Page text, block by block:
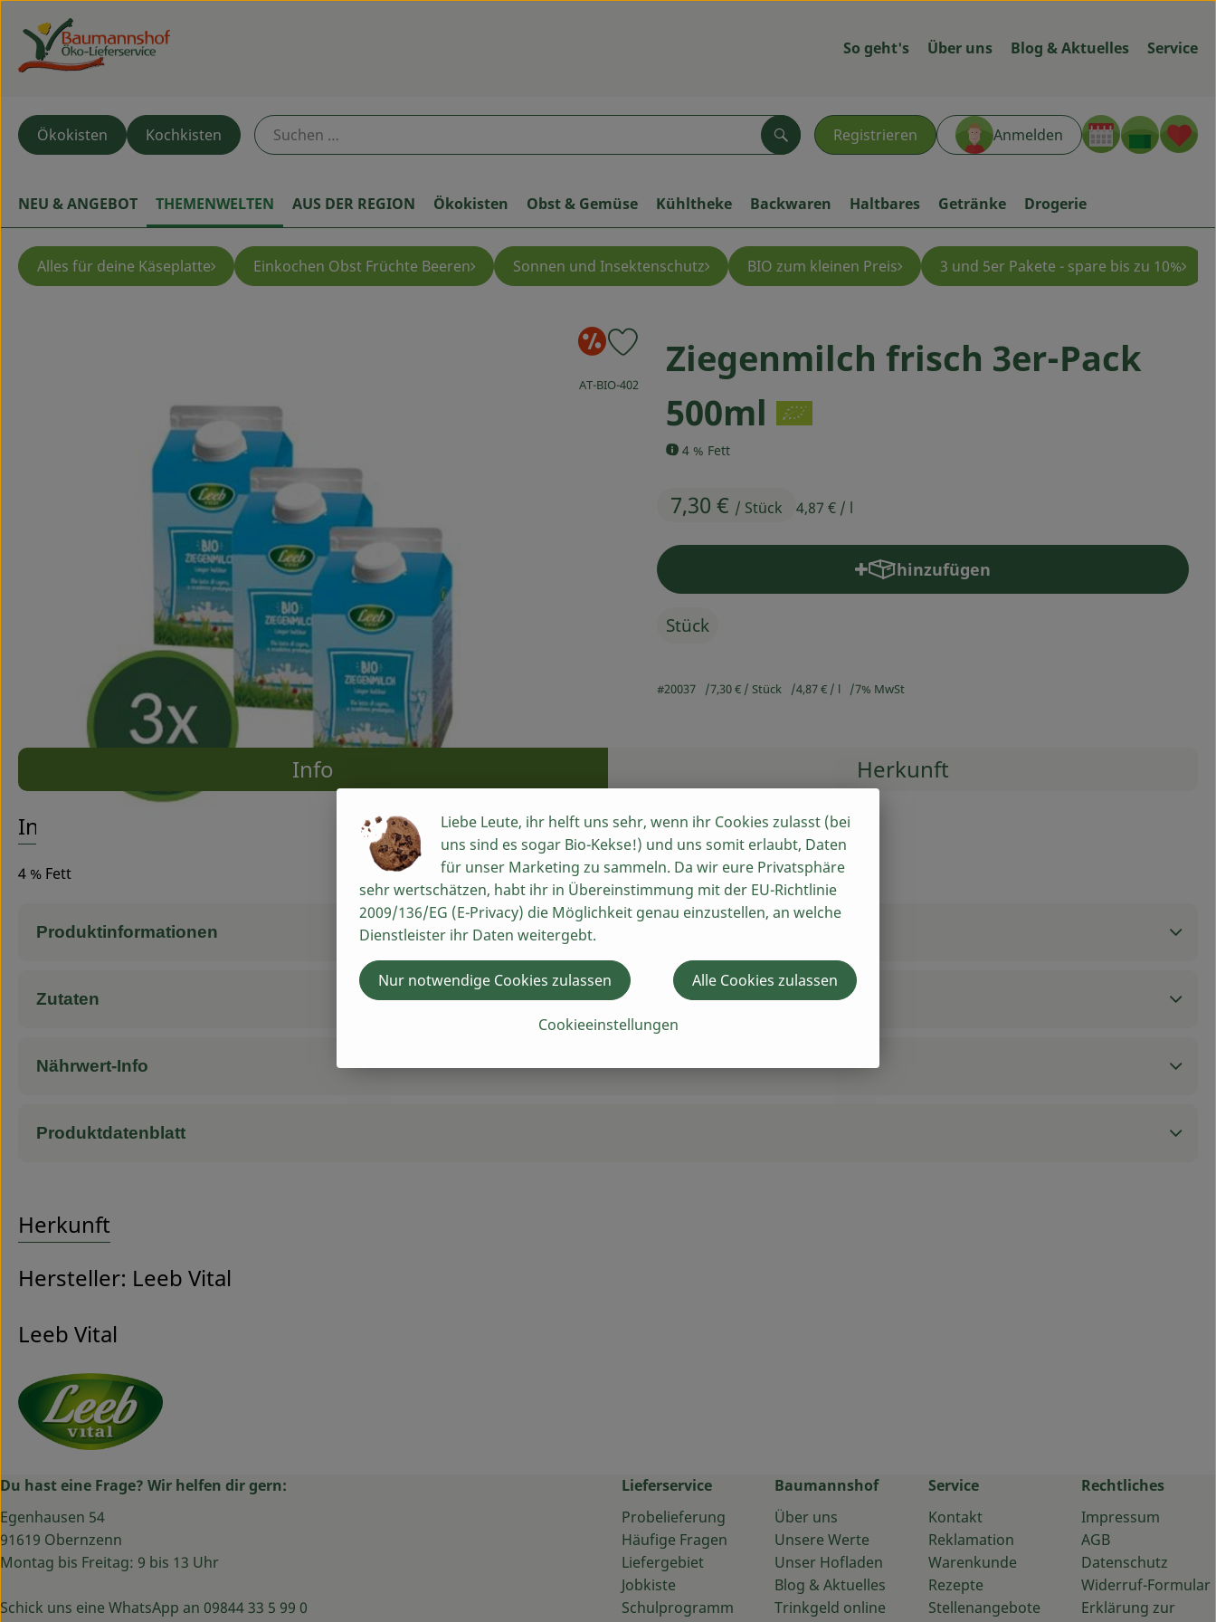
So geht's Über uns Blog & Aktuelles Service
Registrieren Anmelden
Suchen
Ökokisten Kochkisten
NEU & ANGEBOT THEMENWELTEN AUS DER REGION Ökokisten Obst & Gemüse Kühltheke Backwaren Haltbares Getränke Drogerie
Alles für deine Käseplatte Einkochen Obst Früchte Beeren Sonnen und Insektenschutz BIO zum kleinen Preis 3 und 5er Pakete - spare bis zu 10%
Ziegenmilch frisch 3er-Pack
500ml
4 % Fett
7,30 € / Stück 4,87 € / l
Produkt zu Favouriten hinzufügen
Sonderangebote
, Kontrollstelle:
AT-BIO-402
hinzufügen
Produkt zum Warenkorb hinzufügen
Stück
#20037 7,30 € / Stück 4,87 € / l 7% MwSt
Rezepte
Info
Herkunft
Entdecke passende Rezepte
Info
4 % Fett
Produktinformationen
Zutaten
Nährwert-Info
Produktdatenblatt
Herkunft
Hersteller: Leeb Vital
Leeb Vital
Du hast eine Frage? Wir helfen dir gern:
Egenhausen 54
91619 Obernzenn
Montag bis Freitag: 9 bis 13 Uhr
Schick uns eine WhatsApp an 09844 33 5 99 0
Lieferservice
Probelieferung
Häufige Fragen
Liefergebiet
Jobkiste
Schulprogramm
Baumannshof
Über uns
Unsere Werte
Unser Hofladen
Blog & Aktuelles
Trinkgeld online
Service
Kontakt
Reklamation
Warenkunde
Rezepte
Stellenangebote
Rechtliches
Impressum
AGB
Datenschutz
Widerruf-Formular
Erklärung zur
Liebe Leute, ihr helft uns sehr, wenn ihr Cookies zulasst (bei
uns sind es sogar Bio-Kekse!) und uns somit erlaubt, Daten
für unser Marketing zu sammeln. Da wir eure Privatsphäre
sehr wertschätzen, habt ihr in Übereinstimmung mit der EU-Richtlinie
2009/136/EG (E-Privacy) die Möglichkeit genau einzustellen, an welche
Dienstleister ihr Daten weitergebt.
Cookieeinstellungen
Nur notwendige Cookies zulassen Alle Cookies zulassen